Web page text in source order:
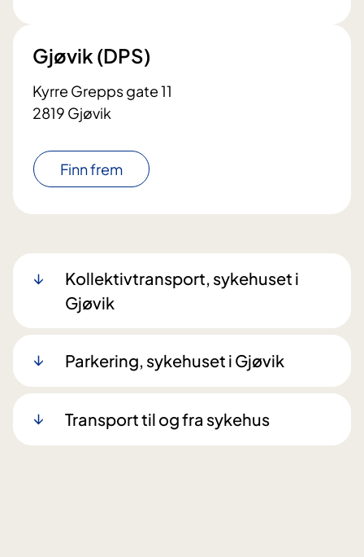
Gjøvik (DPS)
Kyrre Grepps gate 11
2819 Gjøvik
Finn frem
Kollektivtransport, sykehuset i
Gjøvik
Parkering, sykehuset i Gjøvik
Transport til og fra sykehus